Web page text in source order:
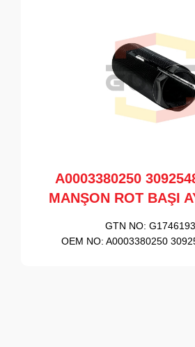
A0003380250
MANŞON ROT BAŞI
GTN NO:
OEM NO: A0003380250